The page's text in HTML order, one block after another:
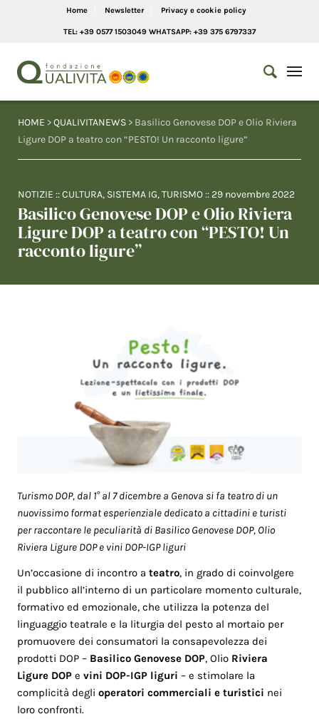
Home Newsletter Privacy e cookie policy
TEL: +39 0577 1503049 WHATSAPP: +39 375 6797337
HOME >QUALIVITANEWS > Basilico Genovese DOP e Olio Riviera
Ligure DOP a teatro con “PESTO! Un racconto ligure”
NOTIZIE ::CULTURA, SISTEMA IG,TURISMO :: 29 novembre 2022
Basilico Genovese DOP e Olio Riviera
Ligure DOP a teatro con “PESTO! Un
racconto ligure”
Turismo DOP, dal 1° al 7 dicembre a Genova si fa teatro di un
nuovissimo format esperienziale dedicato a cittadini e turisti
per raccontare le peculiarità di Basilico Genovese DOP, Olio
Riviera Ligure DOP e vini DOP-IGP liguri
Un’occasione di incontro ateatro, in grado di coinvolgere
il pubblico all’interno di un particolare momento culturale,
formativo ed emozionale, che utilizza la potenza del
linguaggio teatrale e la liturgia del pesto al mortaio per
promuovere dei consumatori la consapevolezza dei
prodotti DOP – Basilico Genovese DOP, Olio Riviera
Ligure DOP evini DOP-IGP liguri – e stimolare la
complicità deglioperatori commerciali e turistici nei
loro confronti.